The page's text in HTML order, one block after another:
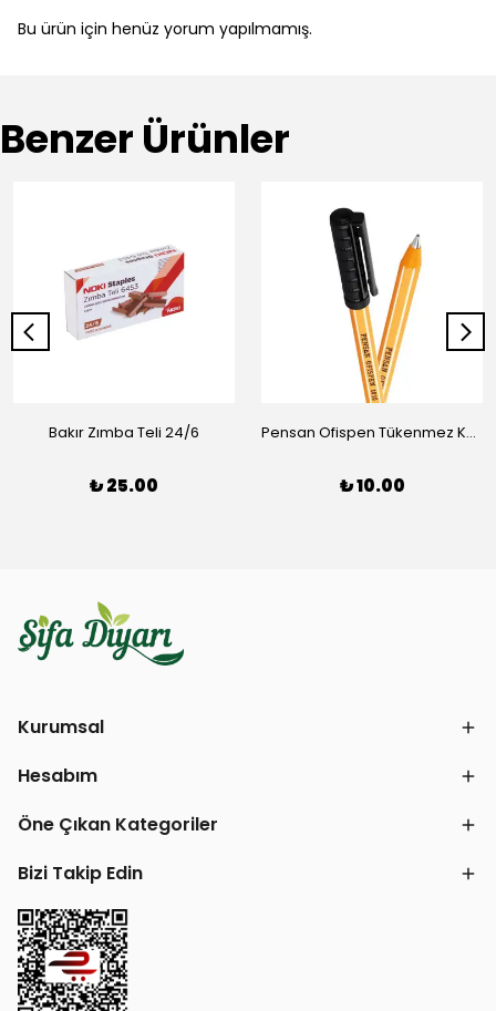
Bu ürün için henüz yorum yapılmamış.
Benzer Ürünler
Bakır Zımba Teli 24/6
₺ 25.00
Pensan Ofispen Tükenmez Kalem Siyah
₺ 10.00
Kurumsal
Hesabım
Öne Çıkan Kategoriler
Bizi Takip Edin